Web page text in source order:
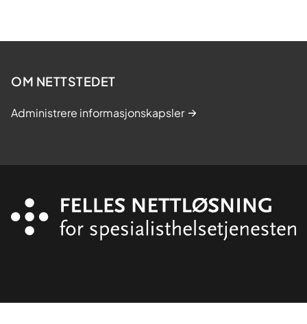
OM NETTSTEDET
Administrere informasjonskapsler
Organisasjon